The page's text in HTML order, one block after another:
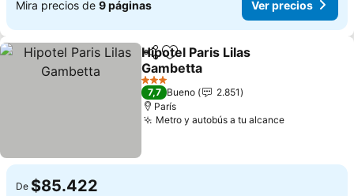
Mira precios de 9 páginas Ver precios
CompartirAgregar a favoritos
Hipotel Paris Lilas
Gambetta
3 Estrellas
7,7 Bueno
2.851
París
Metro y autobús a tu alcance
De $85.422